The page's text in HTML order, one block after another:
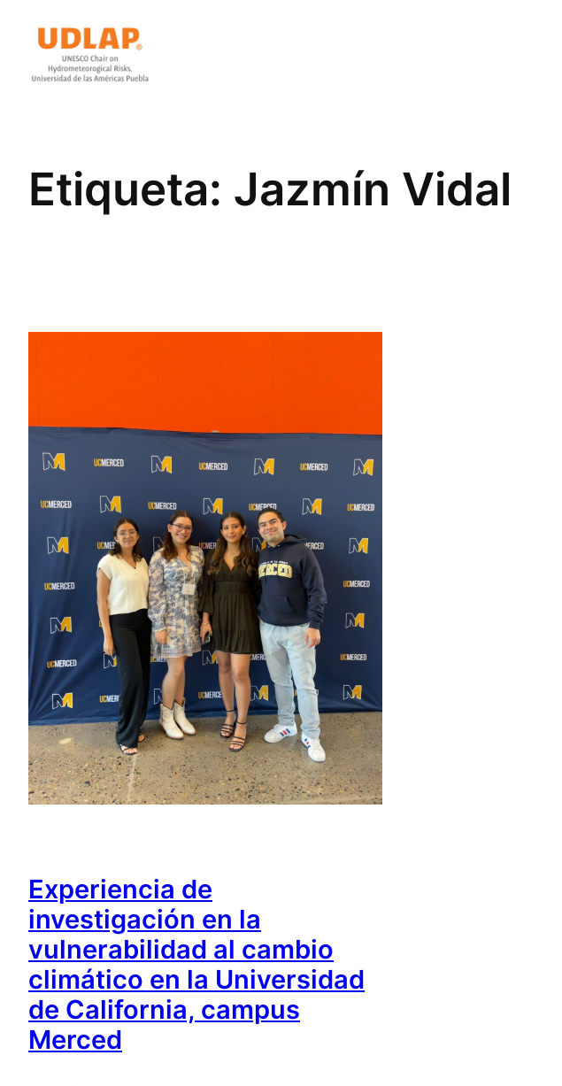
contenido
Etiqueta: Jazmín Vidal
Experiencia de
investigación en la
vulnerabilidad al cambio
climático en la Universidad
de California, campus
Merced